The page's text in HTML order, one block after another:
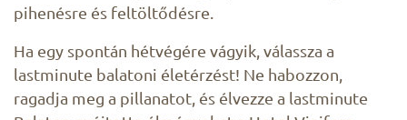
pihenésre és feltöltődésre.
Ha egy spontán hétvégére vágyik, válassza a
lastminute balatoni életérzést! Ne habozzon,
ragadja meg a pillanatot, és élvezze a lastminute